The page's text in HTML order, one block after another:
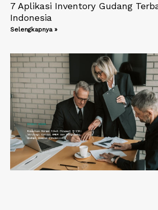
7 Aplikasi Inventory Gudang
Indonesia
Selengkapnya »